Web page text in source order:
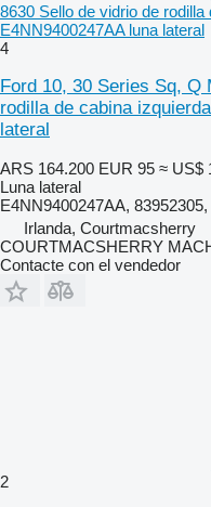
8630 Sello de vidrio de
E4NN9400247AA luna lateral
4
Ford 10, 30 Series Sq, Q
rodilla de cabina
lateral
ARS 164.200 EUR 95 ≈ US$
Luna lateral
E4NN9400247AA,
Irlanda, Courtmacsherry
COURTMACSHERRY
Contacte con el vendedor
2